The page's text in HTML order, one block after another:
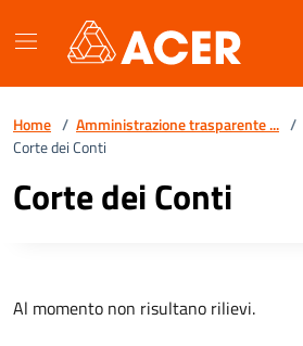
Home / Amministrazione trasparente ... /
Corte dei Conti
Corte dei Conti
Al momento non risultano rilievi.